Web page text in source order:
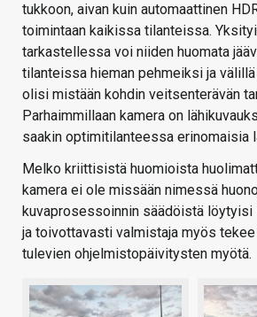
tukkoon, aivan kuin automaattinen
toimintaan kaikissa tilanteissa.
tarkastellessa voi niiden huomata
tilanteissa hieman pehmeiksi ja
olisi mistään kohdin veitsenterävän
Parhaimmillaan kamera on
saakin optimitilanteessa erinomaisia
Melko kriittisistä huomioista
kamera ei ole missään nimessä
kuvaprosessoinnin säädöistä
ja toivottavasti valmistaja myös tekee
tulevien ohjelmistopäivitysten myötä.